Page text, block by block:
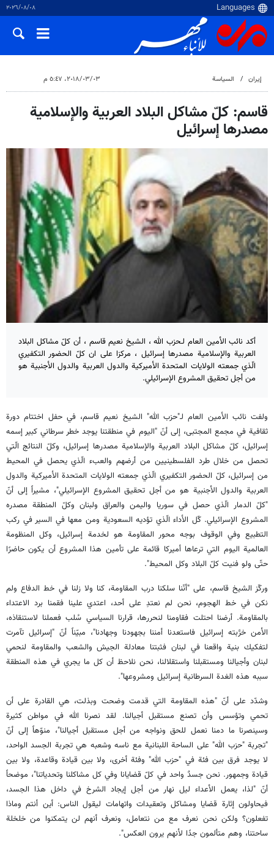
٠٨‏/٠٨‏/٢٠٢٦
إيران السياسة ٠٣‏/٠٣‏/٢٠١٨، ٥:٤٧ م
قاسم: كلّ مشاكل البلاد العربية والإسلامية
مصدرها إسرائيل
أكد نائب الأمين العام لـ​حزب الله​ ، الشيخ ​نعيم قاسم ، أن كلّ مشاكل البلاد
العربية والإسلامية مصدرها إسرائيل ، مركزا على ان كلّ الحضور التكفيري
الّذي جمعته ​الولايات المتحدة الأميركية​ و​الدول العربية​ والدول الأجنبية هو
من أجل تحقيق المشروع الإسرائيلي.
ولفت نائب الأمين العام لـ"​حزب الله​" الشيخ ​نعيم قاسم​، في حفل اختتام دورة
ثقافية في مجمع المجتبى، إلى أنّ "اليوم في منطقتنا يوجد خطر سرطاني كبير إسمه
​إسرائيل​، كلّ مشاكل البلاد العربية والإسلامية مصدرها إسرائيل، وكلّ النتائج الّتي
تحصل من خلال طرد الفلسطينيين من أرضهم والعبء الّذي يحصل في المحيط
من إسرائيل، كلّ الحضور التكفيري الّذي جمعته ​الولايات المتحدة الأميركية​ و​الدول
العربية​ والدول الأجنبية هو من أجل تحقيق المشروع الإسرائيلي"، مشيراً إلى أنّ
"كلّ الدمار الّذي حصل في ​سوريا​ و​اليمن​ و​العراق​ و​لبنان​ وكلّ المنطقة مصدره
المشروع الإسرائيلي. كّل الأداء الّذي تؤديه ​السعودية​ ومن معها في السير في ركب
التطبيع وفي الوقوف بوجه محور المقاومة هو لخدمة إسرائيل، وكل المنظومة
العالمية اليوم التي ترعاها أميركا قائمة على تأمين هذا المشروع أن يكون حاضرًا
حتّى ولو فنيت كلّ البلاد وكل المحيط".
وركّز الشيخ قاسم، على "أنّنا سلكنا درب المقاومة، كنا ولا زلنا في خط الدفاع ولم
نكن في خط الهجوم، نحن لم نعتدِ على أحد، اعتدي علينا فقمنا برد الاعتداء
بالمقاومة. أرضنا احتلت فقاومنا لنحررها، قرارنا السياسي سُلب فعملنا لاستنقاذه،
الأمن خرَّبته إسرائيل فاستعدنا أمننا بجهودنا وجهادنا"، مبيّناً أنّ "إسرائيل تآمرت
لتفكيك بنية واقعنا في لبنان فثبتنا معادلة الجيش والشعب والمقاومة لنحمي
لبنان وأجيالنا ومستقبلنا واستقلالنا، نحن نلاحظ أن كل ما يجري في هذه المنطقة
سببه هذه الغدة السرطانية إسرائيل ومشروعها".
وشدّد على أنّ "هذه المقاومة التي قدمت وضحت وبذلت، هي القادرة على أن
تحمي وتؤسس وأن تصنع مستقبل أجيالنا. لقد نصرنا الله في مواطن كثيرة
وسينصرنا ما دمنا نعمل للحق ونواجه من أجل مستقبل أجيالنا"، منوّهاً إلى أنّ
"تجربة "حزب الله" على الساحة اللبنانية مع ناسه وشعبه هي تجربة الجسد الواحد،
لا يوجد فرق بين فئة في "حزب الله" وفئة أخرى، ولا بين قيادة وقاعدة، ولا بين
قيادة وجمهور. نحن جسدٌ واحد في كلّ قضايانا وفي كل مشاكلنا وتحدياتنا"، موضحاً
أنّ "لذا، يعمل الأعداء ليل نهار من أجل إيجاد الشرخ في داخل هذا الجسد،
فيحاولون إثارة قضايا ومشاكل وتعقيدات واتهامات ليقول الناس: أين أنتم وماذا
تفعلون؟ ولكن نحن نعرف مع من نتعامل، ونعرف أنهم لن يتمكنوا من خلخلة
ساحتنا، وهم متألمون جدًا لأنهم يرون العكس".